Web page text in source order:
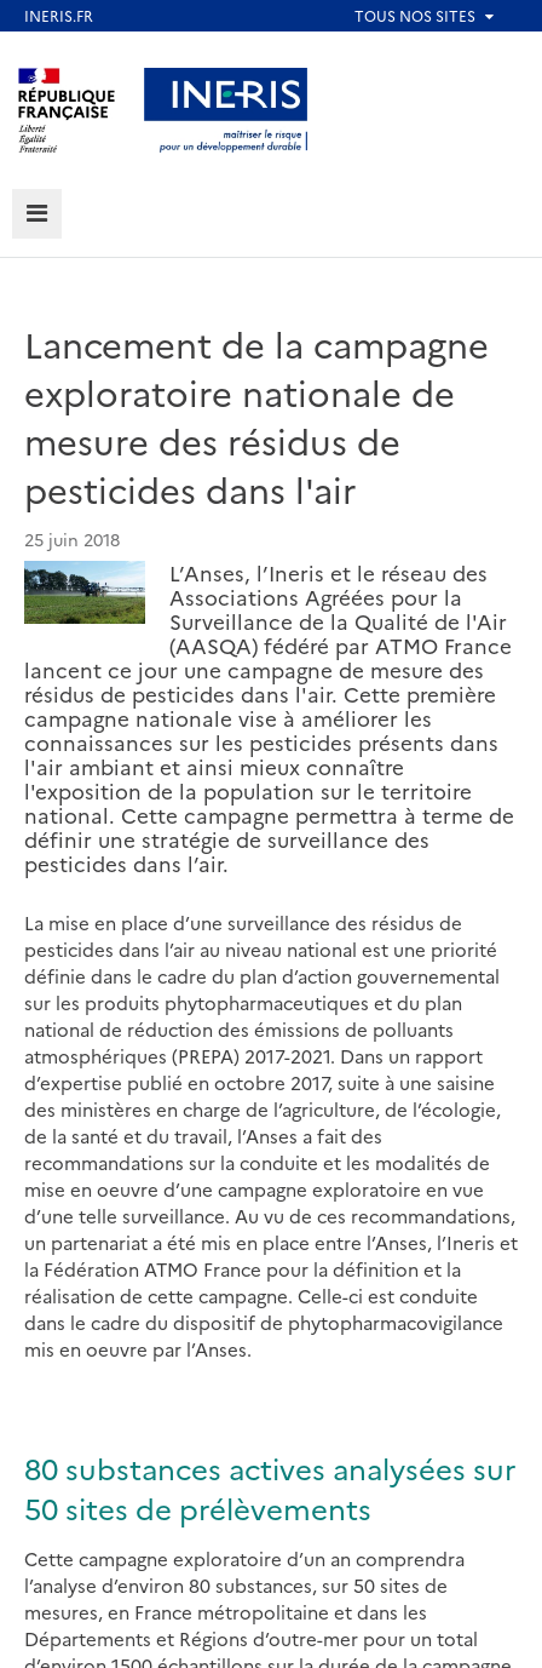
au
contenu
principal
Aller au contenu Aller au menu
Aller au pied de page
MENU
Lancement de la campagne
exploratoire nationale de
mesure des résidus de
pesticides dans l'air
25 juin 2018
L’Anses, l’Ineris et le réseau des
Associations Agréées pour la
Surveillance de la Qualité de l'Air
(AASQA) fédéré par ATMO France
lancent ce jour une campagne de mesure des
résidus de pesticides dans l'air. Cette première
campagne nationale vise à améliorer les
connaissances sur les pesticides présents dans
l'air ambiant et ainsi mieux connaître
l'exposition de la population sur le territoire
national. Cette campagne permettra à terme de
définir une stratégie de surveillance des
pesticides dans l’air.
La mise en place d’une surveillance des résidus de
pesticides dans l’air au niveau national est une priorité
définie dans le cadre du plan d’action gouvernemental
sur les produits phytopharmaceutiques et du plan
national de réduction des émissions de polluants
atmosphériques (PREPA) 2017-2021. Dans un rapport
d’expertise publié en octobre 2017, suite à une saisine
des ministères en charge de l’agriculture, de l’écologie,
de la santé et du travail, l’Anses a fait des
recommandations sur la conduite et les modalités de
mise en oeuvre d’une campagne exploratoire en vue
d’une telle surveillance. Au vu de ces recommandations,
un partenariat a été mis en place entre l’Anses, l’Ineris et
la Fédération ATMO France pour la définition et la
réalisation de cette campagne. Celle-ci est conduite
dans le cadre du dispositif de phytopharmacovigilance
mis en oeuvre par l’Anses.
80 substances actives analysées sur
50 sites de prélèvements
Cette campagne exploratoire d’un an comprendra
l’analyse d’environ 80 substances, sur 50 sites de
mesures, en France métropolitaine et dans les
Départements et Régions d’outre-mer pour un total